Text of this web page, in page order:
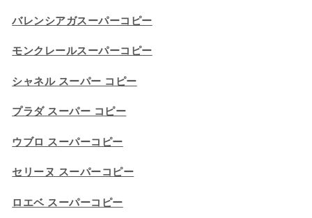
バレンシアガスーパーコピー
モンクレールスーパーコピー
シャネル スーパー コピー
プラダ スーパー コピー
ウブロ スーパーコピー
セリーヌ スーパーコピー​
ロエベ スーパーコピー